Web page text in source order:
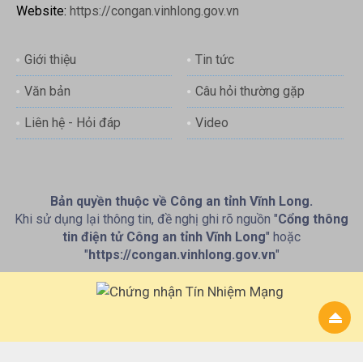
Website: https://congan.vinhlong.gov.vn
Giới thiệu Tin tức
Văn bản Câu hỏi thường gặp
Liên hệ - Hỏi đáp Video
Bản quyền thuộc về Công an tỉnh Vĩnh Long.
Khi sử dụng lại thông tin, đề nghị ghi rõ nguồn "Cổng thông
tin điện tử Công an tỉnh Vĩnh Long" hoặc
"https://congan.vinhlong.gov.vn"